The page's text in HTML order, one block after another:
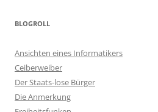
BLOGROLL
Ansichten eines Informatikers
Ceiberweiber
Der Staats-lose Bürger
Die Anmerkung